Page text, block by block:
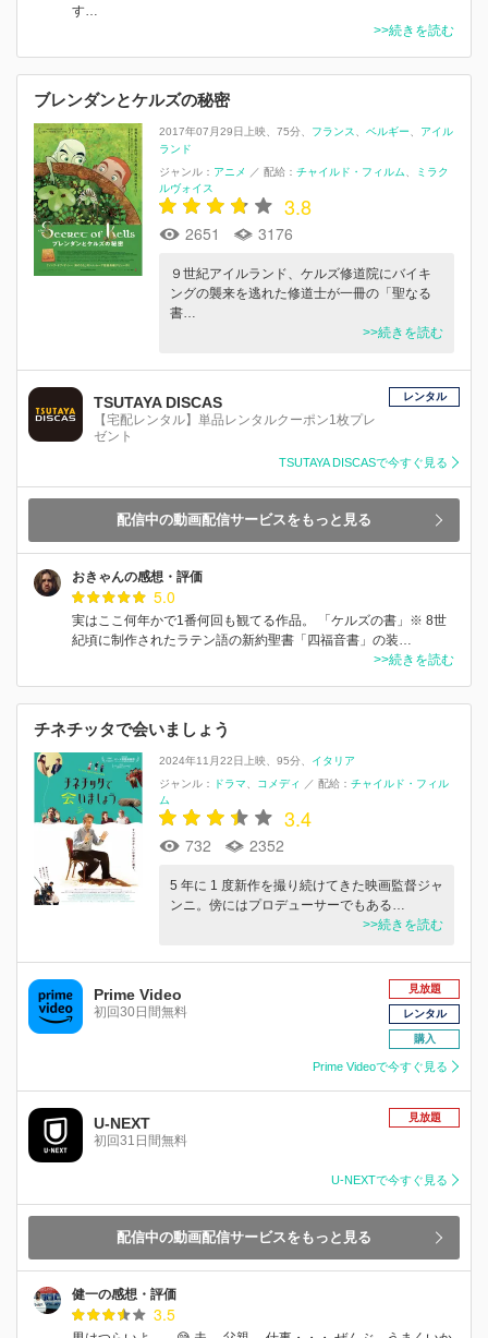
す…
>>続きを読む
ブレンダンとケルズの秘密
2017年07月29日上映 75分 フランス ベルギー
アイル
ランド
ジャンル： アニメ ／ 配給： チャイルド・フィルム
ミラク
ルヴォイス
3.8
2651 3176
９世紀アイルランド、ケルズ修道院にバイキ
ングの襲来を逃れた修道士が一冊の「聖なる
書…
>>続きを読む
TSUTAYA DISCAS
【宅配レンタル】単品レンタルクーポン1枚プレ
ゼント
レンタル
TSUTAYA DISCASで今すぐ見る
配信中の動画配信サービスをもっと見る
おきゃんの感想・評価
5.0
実はここ何年かで1番何回も観てる作品。 「ケルズの書」※ 8世
紀頃に制作されたラテン語の新約聖書「四福音書」の装…
>>続きを読む
チネチッタで会いましょう
2024年11月22日上映 95分
イタリア
ジャンル：
ドラマ コメディ ／ 配給： チャイルド・フィル
ム
3.4
732 2352
5 年に 1 度新作を撮り続けてきた映画監督ジャ
ンニ。傍にはプロデューサーでもある…
>>続きを読む
Prime Video
初回30日間無料
見放題
レンタル
購入
Prime Videoで今すぐ見る
U-NEXT
初回31日間無料
見放題
U-NEXTで今すぐ見る
配信中の動画配信サービスをもっと見る
健一の感想・評価
3.5